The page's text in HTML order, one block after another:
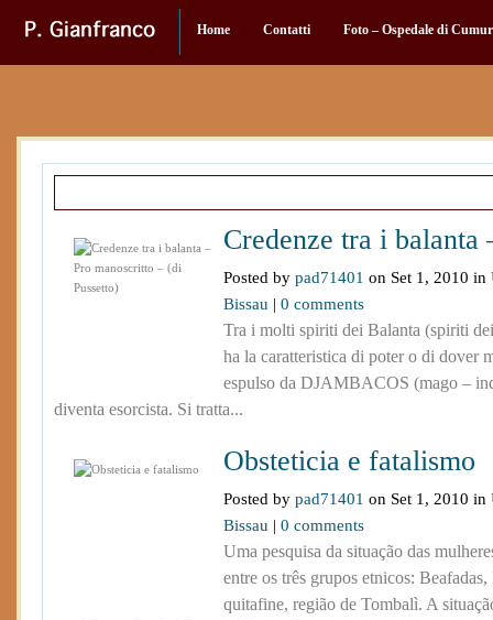
Home Contatti Foto – Ospedale di
Credenze tra i balanta
Posted by pad71401 on Set 1, 2010 in
Bissau | 0 comments
Tra i molti spiriti dei Balanta (spiriti
ha la caratteristica di poter o di dover
espulso da DJAMBACOS (mago –
diventa esorcista. Si tratta...
Obsteticia e fatalismo
Posted by pad71401 on Set 1, 2010 in
Bissau | 0 comments
Uma pesquisa da situação das
entre os três grupos etnicos:
quitafine, região de Tombalì. A